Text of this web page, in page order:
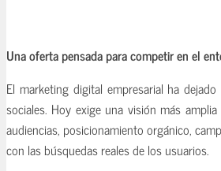
Una oferta pensada para competir en el
El marketing digital empresarial ha
sociales. Hoy exige una visión más
audiencias, posicionamiento orgánico,
con las búsquedas reales de los usuarios.